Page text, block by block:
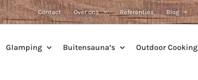
Contact Over ons Referenties Blog
Glamping Buitensauna’s Outdoor Cooking